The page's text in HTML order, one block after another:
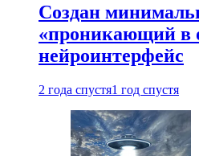
Создан
«проникающий в
нейроинтерфейс
2 года спустя1 год спустя